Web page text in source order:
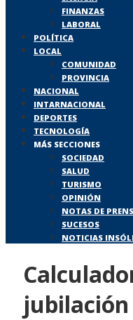
FINANZAS
LABORAL
POLÍTICA
LOCAL
COMUNIDAD
PROVINCIA
NACIONAL
INTARNACIONAL
DEPORTES
TECNOLOGÍA
MÁS SECCIONES
SOCIEDAD
SALUD
TURISMO
OPINIÓN
NOTAS DE
SUCESOS
NOTICIAS